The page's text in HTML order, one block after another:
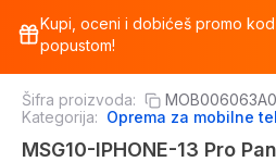
Kupi, oceni i dobićeš promo
popustom!
Šifra proizvoda:
Kategorija: Oprema za mobilne
MSG10-IPHONE-13 Pro